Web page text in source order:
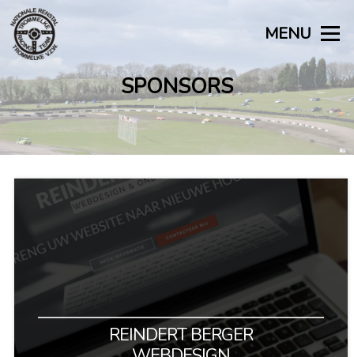
Naar
de
inhoud
springen
MENU
SPONSORS
REINDERT BERGER